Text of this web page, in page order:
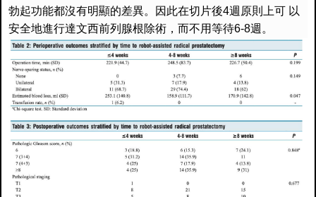
勃起功能都沒有明顯的差異。因此在切片後4週原則上可 以
安全地進行達文西前列腺根除術，而不用等待6-8週。